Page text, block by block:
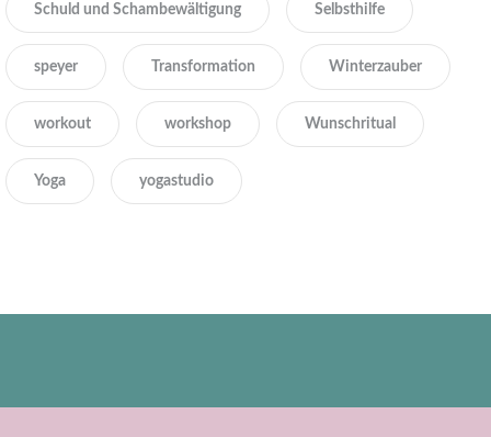
Schuld und Schambewältigung Selbsthilfe
speyer Transformation Winterzauber
workout workshop Wunschritual
Yoga yogastudio